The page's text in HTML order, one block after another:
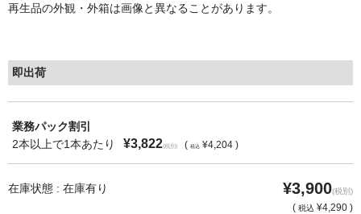
もっと安い販売店があります。何が違うのですか？
リサイクルトナーの評価
リサイクルトナーの選び方
リサイクルトナーを使える会社、使えない会社
全国発送・送料無料
再生品の外観・外箱は画像と異なることがあります。
即出荷
業務パック割引
2本以上で1本あたり
¥3,822(税別) ( 税込 ¥4,204 )
在庫状態 : 在庫有り ¥3,900(税別)
( 税込 ¥4,290 )